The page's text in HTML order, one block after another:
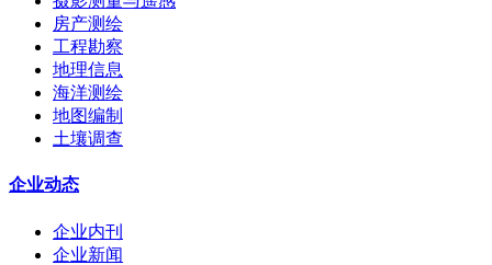
房产测绘
工程勘察
地理信息
海洋测绘
地图编制
土壤调查
企业动态
企业内刊
企业新闻